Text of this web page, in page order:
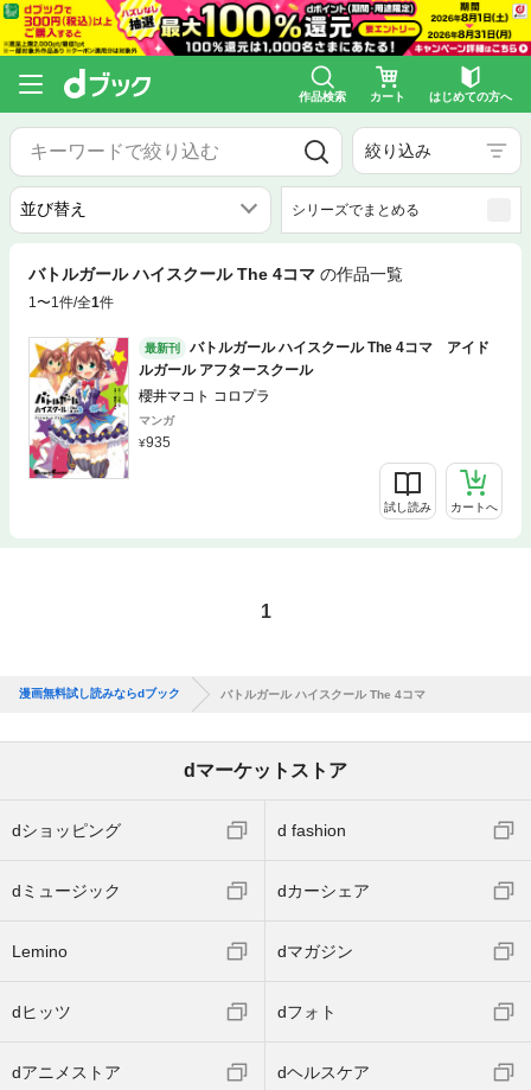
作品検索 カート はじめての方へ
絞り込み
シリーズでまとめる
バトルガール ハイスクール The 4コマ の作品一覧
1〜1件/全1件
最新刊
バトルガール ハイスクール The 4コマ アイド
ルガール アフタースクール
櫻井マコト コロプラ
マンガ
935
試し読み カートへ
1
漫画無料試し読みならdブック バトルガール ハイスクール The 4コマ
dマーケットストア
dショッピング d fashion
dミュージック dカーシェア
Lemino dマガジン
dヒッツ dフォト
dアニメストア dヘルスケア